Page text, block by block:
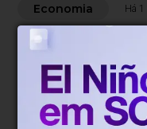
Economia Há 1
Número de
ultrapassa 9
ativos no
Levantamento